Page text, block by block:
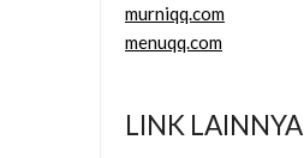
murniqq.com
menuqq.com
LINK LAINNYA